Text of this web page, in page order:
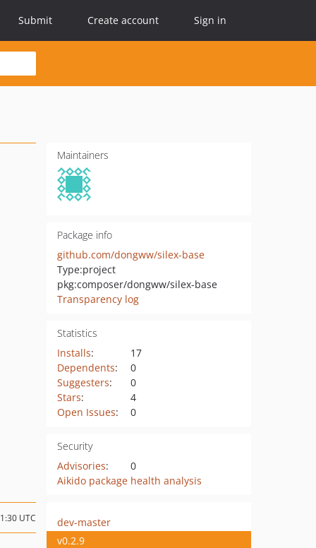
Submit Create account Sign in
Maintainers
Package info
github.com/dongww/silex-base
Type:project
pkg:composer/dongww/silex-base
Transparency log
Statistics
Installs:
17
Dependents:
0
Suggesters:
0
Stars:
4
Open Issues: 0
Security
Advisories:
0
Aikido package health analysis
UTC
dev-master
v0.2.9